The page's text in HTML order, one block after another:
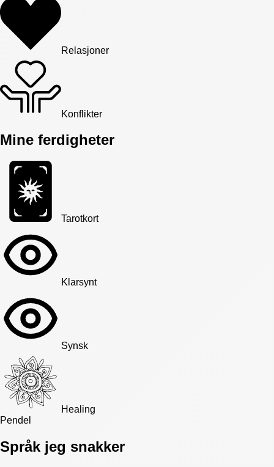
Relasjoner
Konflikter
Mine ferdigheter
Tarotkort
Klarsynt
Synsk
Healing
Pendel
Språk jeg snakker